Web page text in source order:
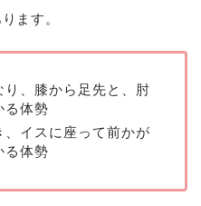
ます。
、膝から足先と、肘
る体勢
イスに座って前かが
る体勢